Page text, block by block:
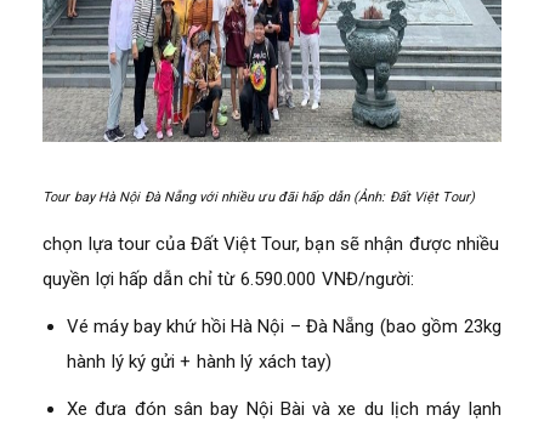
Tour bay Hà Nội Đà Nẵng với nhiều ưu đãi hấp dẫn (Ảnh: Đất Việt Tour)
chọn lựa tour của Đất Việt Tour, bạn sẽ nhận được nhiều
quyền lợi hấp dẫn chỉ từ 6.590.000 VNĐ/người:
Vé máy bay khứ hồi Hà Nội – Đà Nẵng (bao gồm 23kg
hành lý ký gửi + hành lý xách tay)
Xe đưa đón sân bay Nội Bài và xe du lịch máy lạnh